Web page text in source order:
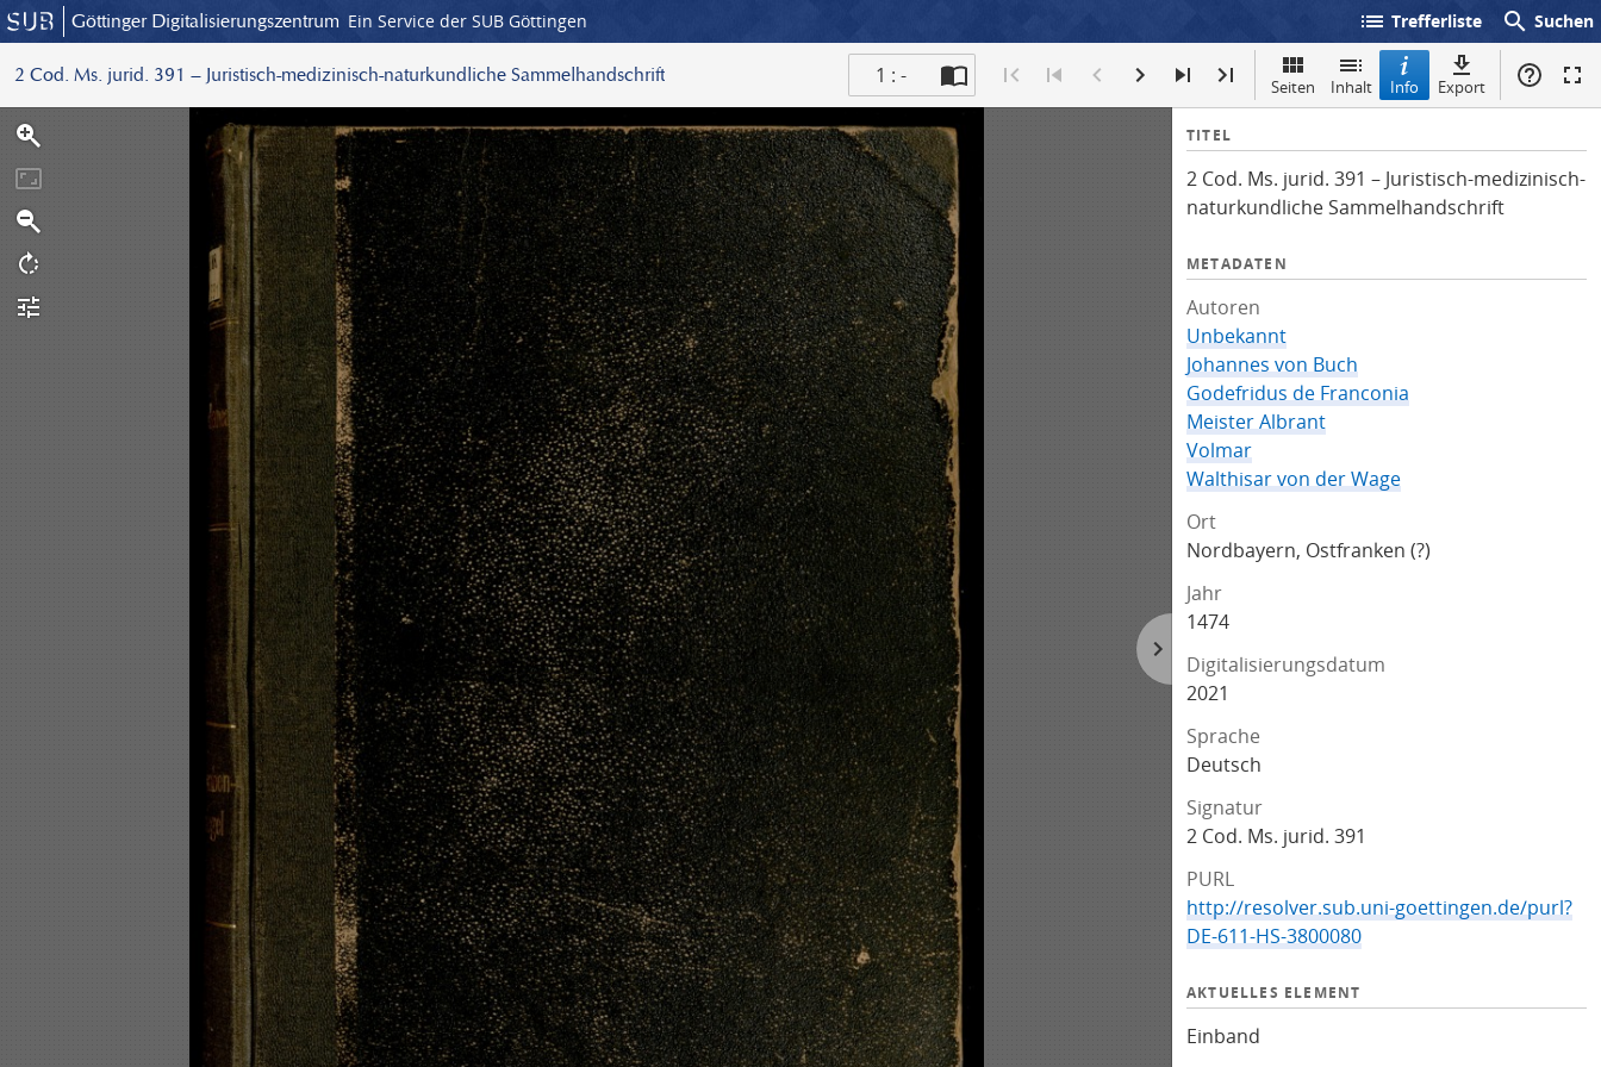
Göttinger Digitalisierungszentrum Ein Service der SUB Göttingen list Trefferliste search Suchen
2 Cod. Ms. jurid. 391 – Juristisch-medizinisch-naturkundliche Sammelhandschrift 1 : - Seiten Inhalt Info Export
I
f
o
TITEL
2 Cod. Ms. jurid. 391 – Juristisch-medizinisch-
naturkundliche Sammelhandschrift
METADATEN
Autoren
Unbekannt
Johannes von Buch
Godefridus de Franconia
Meister Albrant
Volmar
Walthisar von der Wage
Ort
Nordbayern, Ostfranken (?)
Jahr
1474
Digitalisierungsdatum
2021
Sprache
Deutsch
Signatur
2 Cod. Ms. jurid. 391
PURL
http://resolver.sub.uni-goettingen.de/purl?
DE-611-HS-3800080
AKTUELLES ELEMENT
Einband